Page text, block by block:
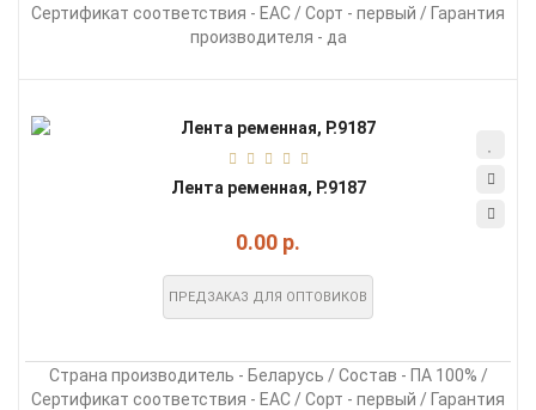
Сертификат соответствия - EAC / Сорт - первый / Гарантия
производителя - да
Лента ременная, Р.9187
0.00 р.
ПРЕДЗАКАЗ ДЛЯ ОПТОВИКОВ
Страна производитель - Беларусь / Состав - ПА 100% /
Сертификат соответствия - EAC / Сорт - первый / Гарантия